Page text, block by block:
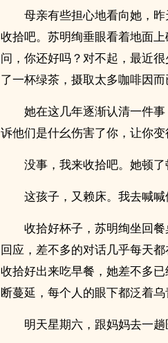
母亲有些担心地看向她，
收拾吧。苏明绚垂眼看着地面
问，你还好吗？对不起，最近
了一杯绿茶，摄取太多咖啡因而
她在这几年逐渐认清一件
诉他们是什幺伤害了你，让你变
没事，我来收拾吧。她顿
这孩子，又赖床。我去喊喊
收拾好杯子，苏明绚坐回
回应，差不多的对话几乎每天
收拾好出来吃早餐，她差不多
断蔓延，每个人的眼下都泛着
明天星期六，跟妈妈去一